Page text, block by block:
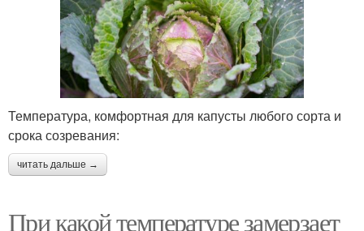
Температура, комфортная для капусты любого сорта и
срока созревания:
читать дальше →
При какой температуре замерзает